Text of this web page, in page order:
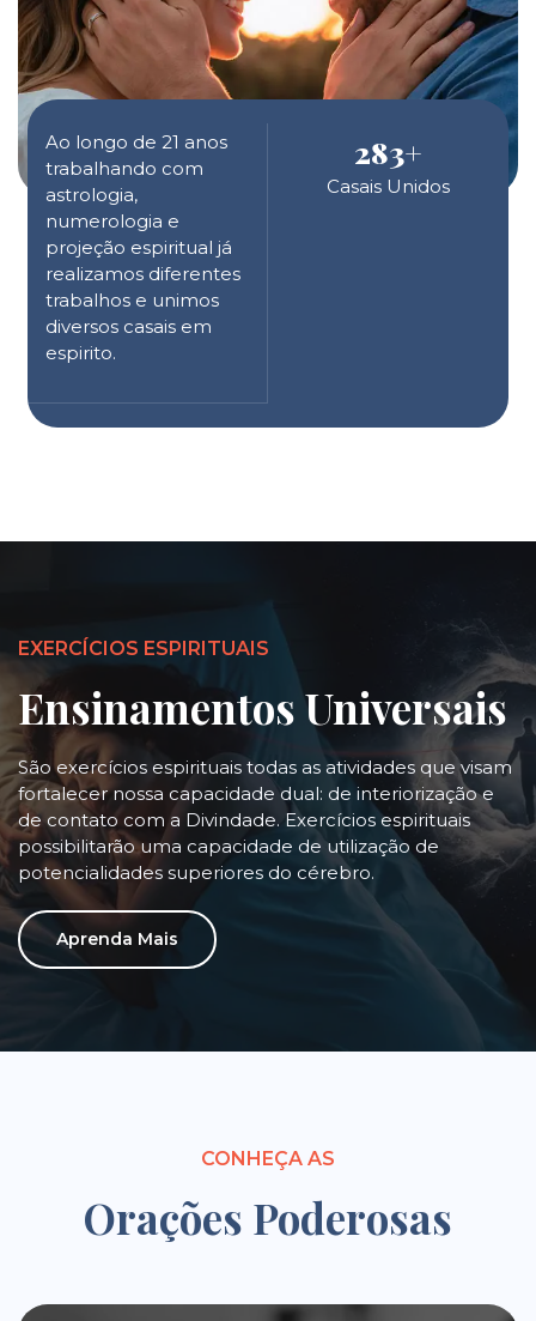
Ao longo de 21 anos
trabalhando com
astrologia,
numerologia e
projeção espiritual já
realizamos diferentes
trabalhos e unimos
diversos casais em
espirito.
283+
Casais Unidos
EXERCÍCIOS ESPIRITUAIS
Ensinamentos Universais
São exercícios espirituais todas as atividades que visam
fortalecer nossa capacidade dual: de interiorização e
de contato com a Divindade. Exercícios espirituais
possibilitarão uma capacidade de utilização de
potencialidades superiores do cérebro.
Aprenda Mais
CONHEÇA AS
Orações Poderosas